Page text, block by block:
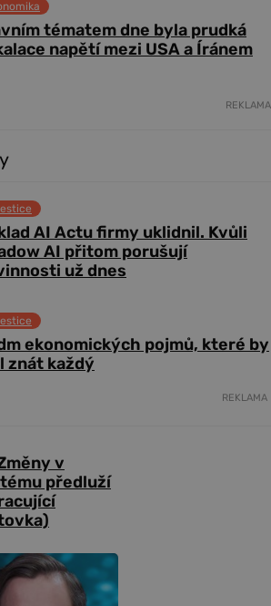
tématem dne byla prudká
napětí mezi USA a Íránem
REKLAMA
AI Actu firmy uklidnil. Kvůli
AI přitom porušují
už dnes
ekonomických pojmů, které by
znát každý
REKLAMA
v
předluží